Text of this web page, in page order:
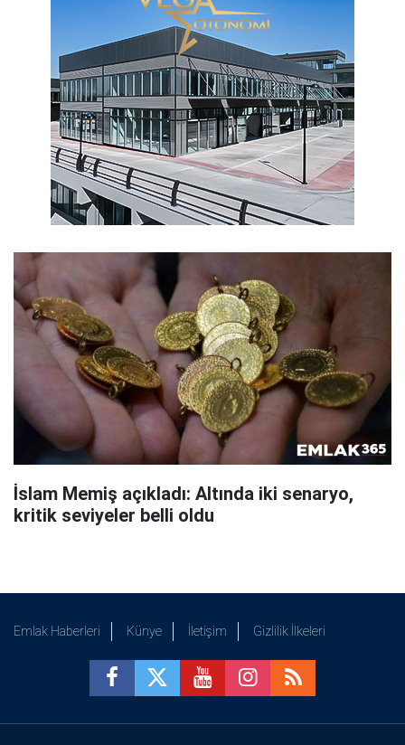
İslam Memiş açıkladı: Altında iki senaryo,
kritik seviyeler belli oldu
Emlak Haberleri Künye İletişim Gizlilik İlkeleri